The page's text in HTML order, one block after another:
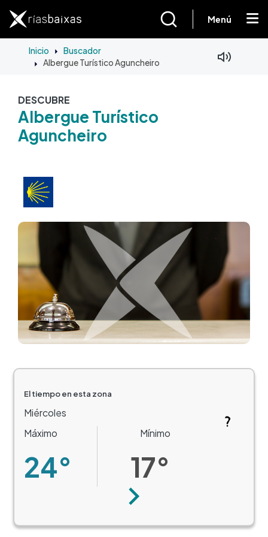
Menú
Inicio Buscador
Albergue Turístico Aguncheiro
DESCUBRE
Albergue Turístico
Aguncheiro
Imagen
El tiempo en esta zona
Miércoles
Máximo
24°
Mínimo
17°
Siguiente